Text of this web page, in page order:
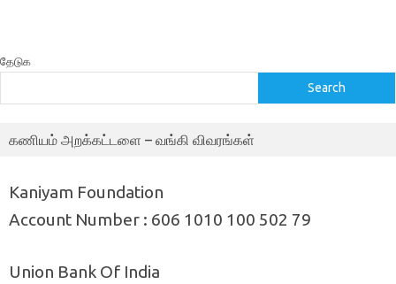
தேடுக
Search
கணியம் அறக்கட்டளை – வங்கி விவரங்கள்
Kaniyam Foundation
Account Number : 606 1010 100 502 79
Union Bank Of India